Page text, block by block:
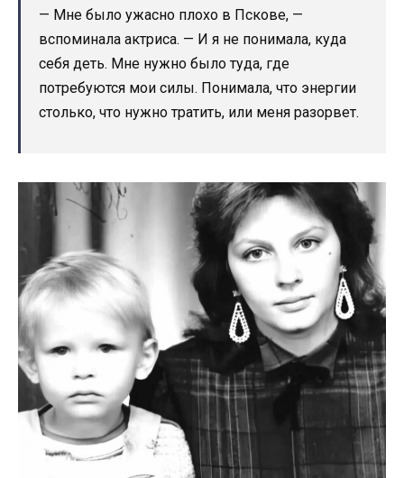
— Мне было ужасно плохо в Пскове, —
вспоминала актриса. — И я не понимала, куда
себя деть. Мне нужно было туда, где
потребуются мои силы. Понимала, что энергии
столько, что нужно тратить, или меня разорвет.